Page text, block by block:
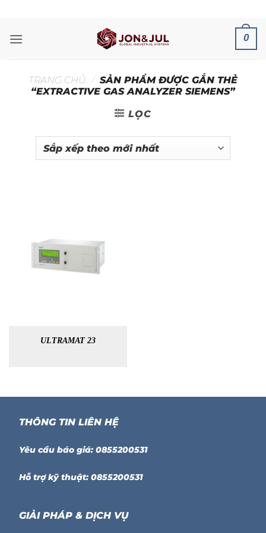
nội
0
TRANG CHỦ / SẢN PHẨM ĐƯỢC GẮN THẺ
“EXTRACTIVE GAS ANALYZER SIEMENS”
LỌC
ULTRAMAT 23
THÔNG TIN LIÊN HỆ
Yêu cầu báo giá: 0855200531
Hỗ trợ kỹ thuật: 0855200531
GIẢI PHÁP & DỊCH VỤ